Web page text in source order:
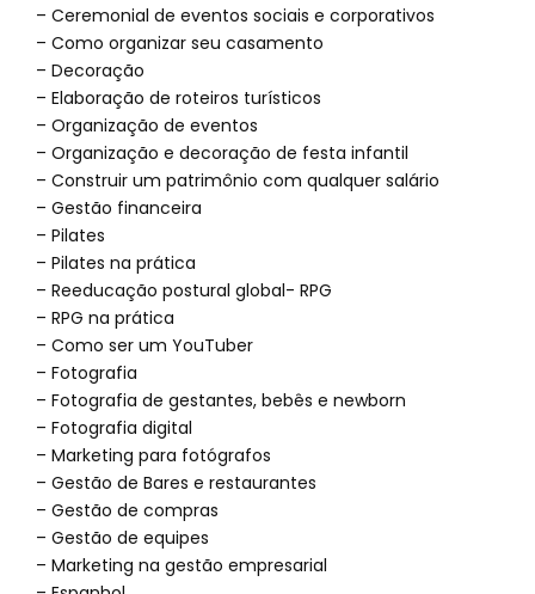
– Ceremonial de eventos sociais e corporativos
– Como organizar seu casamento
– Decoração
– Elaboração de roteiros turísticos
– Organização de eventos
– Organização e decoração de festa infantil
– Construir um patrimônio com qualquer salário
– Gestão financeira
– Pilates
– Pilates na prática
– Reeducação postural global- RPG
– RPG na prática
– Como ser um YouTuber
– Fotografia
– Fotografia de gestantes, bebês e newborn
– Fotografia digital
– Marketing para fotógrafos
– Gestão de Bares e restaurantes
– Gestão de compras
– Gestão de equipes
– Marketing na gestão empresarial